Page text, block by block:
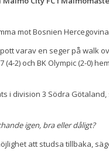
mot Bosnien
varav en seger på walk
2) och BK Olympic (2-0)
i division 3 Södra
igen, bra eller dåligt?
att studsa tillbaka,